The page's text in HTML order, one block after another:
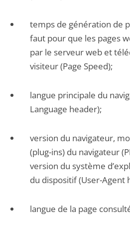
temps de génération de
faut pour que les pages
par le serveur web et
visiteur (Page Speed);
langue principale du
Language header);
version du navigateur,
(plug-ins) du navigateur
version du système
du dispositif (User-Agent
langue de la page